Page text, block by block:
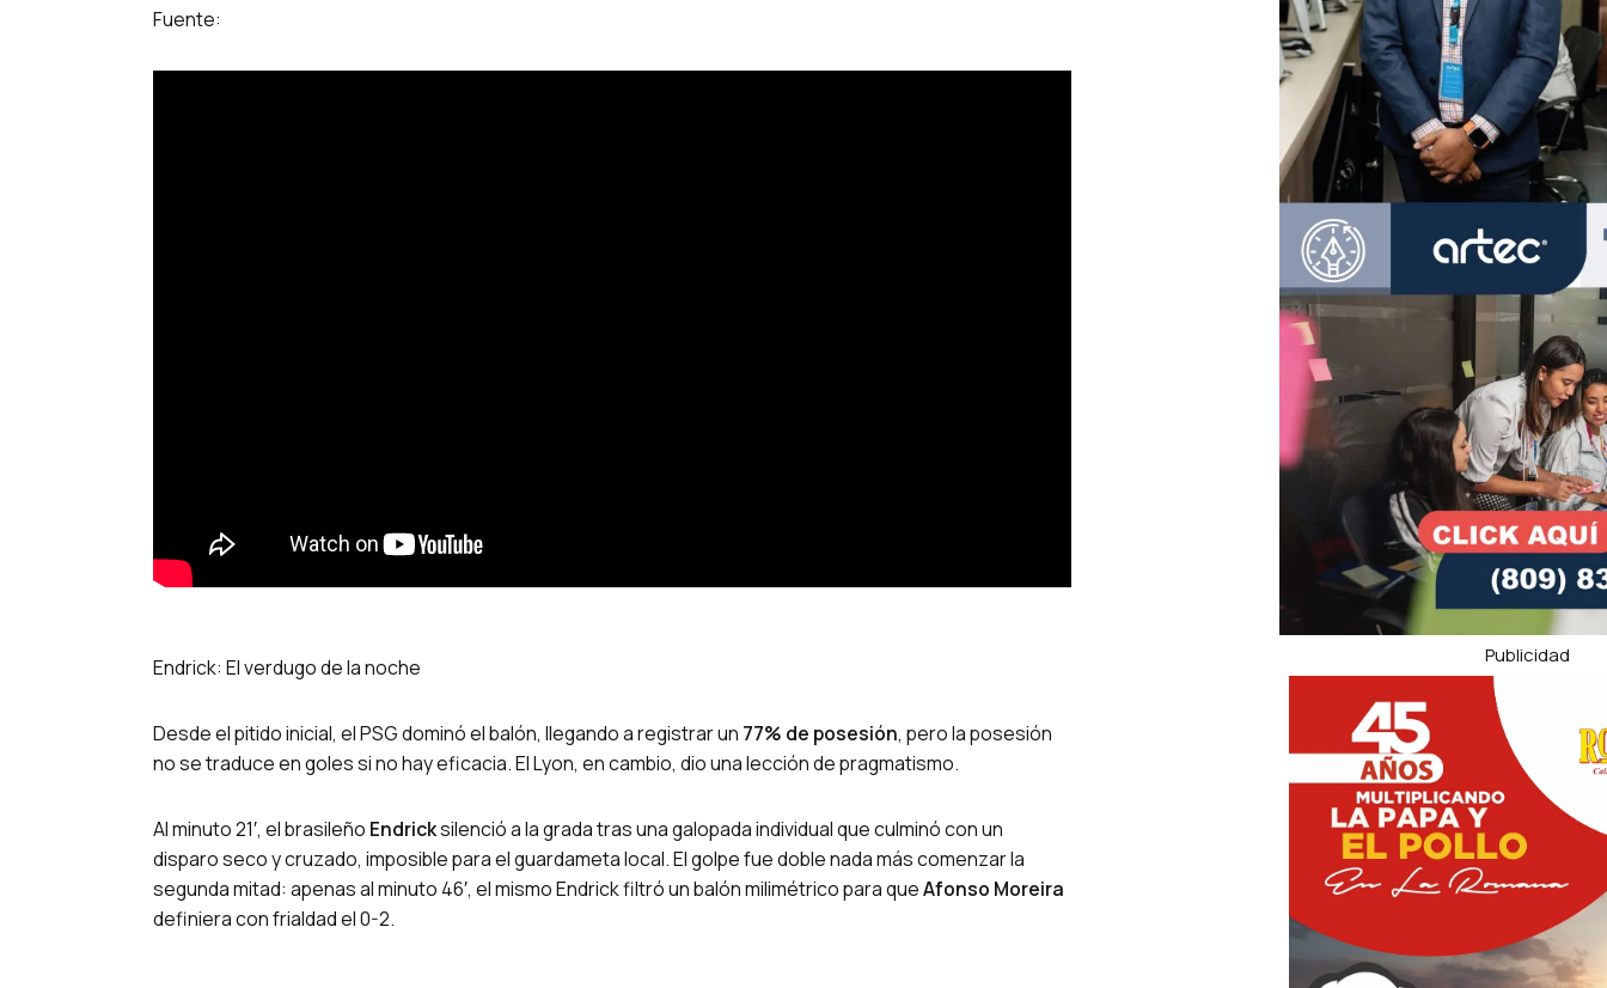
Fuente:
Endrick: El verdugo de la noche
Desde el pitido inicial, el PSG dominó el balón, llegando a registrar un 77% de posesión, pero la posesión
no se traduce en goles si no hay eficacia. El Lyon, en cambio, dio una lección de pragmatismo.
Al minuto 21′, el brasileño Endricksilenció a la grada tras una galopada individual que culminó con un
disparo seco y cruzado, imposible para el guardameta local. El golpe fue doble nada más comenzar la
segunda mitad: apenas al minuto 46′, el mismo Endrick filtró un balón milimétrico para queAfonso Moreira
definiera con frialdad el 0-2.
Publicidad